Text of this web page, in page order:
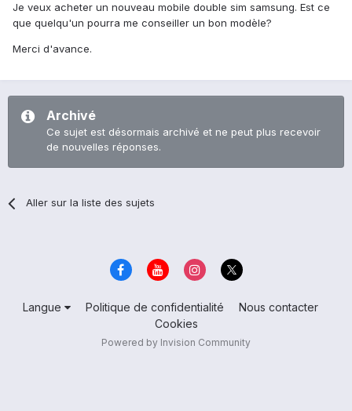
Je veux acheter un nouveau mobile double sim samsung. Est ce
que quelqu'un pourra me conseiller un bon modèle?
Merci d'avance.
Archivé
Ce sujet est désormais archivé et ne peut plus recevoir
de nouvelles réponses.
Aller sur la liste des sujets
Langue Politique de confidentialité
Nous contacter
Cookies
Powered by Invision Community